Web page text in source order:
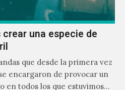
una especie de
que desde la primera vez
encargaron de provocar un
en todos los que estuvimos